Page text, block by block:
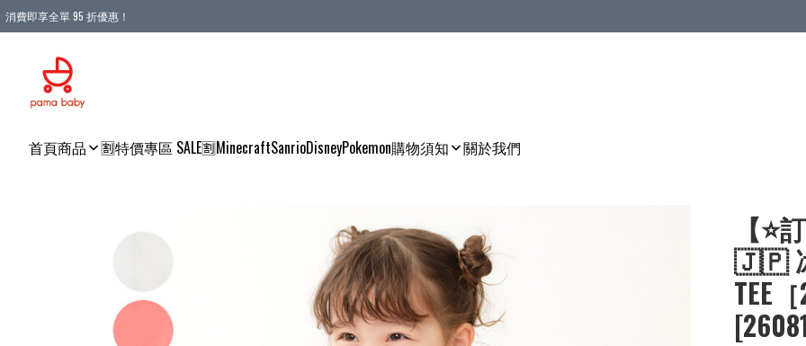
消費即享全單 95 折優惠！
首頁商品 🈹特價專區 SALE🈹MinecraftSanrioDisneyPokemon購物須知 關於我們
【
🇯🇵
TEE